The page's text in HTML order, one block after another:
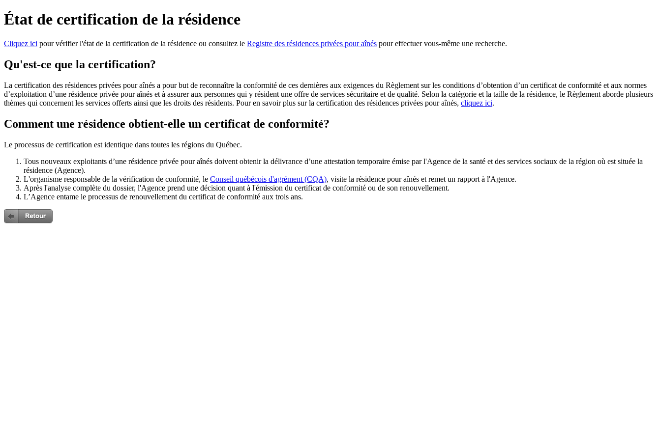
État de certification de la résidence
Cliquez ici pour vérifier l'état de la certification de la résidence ou consultez le Registre des résidences privées pour aînés pour effectuer vous-même une recherche.
Qu'est-ce que la certification?
La certification des résidences privées pour aînés a pour but de reconnaître la conformité de ces dernières aux exigences du Règlement sur les conditions d’obtention d’un certificat de conformité et aux normes
d’exploitation d’une résidence privée pour aînés et à assurer aux personnes qui y résident une offre de services sécuritaire et de qualité. Selon la catégorie et la taille de la résidence, le Règlement aborde plusieurs
thèmes qui concernent les services offerts ainsi que les droits des résidents. Pour en savoir plus sur la certification des résidences privées pour aînés, cliquez ici.
Comment une résidence obtient-elle un certificat de conformité?
Le processus de certification est identique dans toutes les régions du Québec.
Tous nouveaux exploitants d’une résidence privée pour aînés doivent obtenir la délivrance d’une attestation temporaire émise par l'Agence de la santé et des services sociaux de la région où est située la
résidence (Agence).
L'organisme responsable de la vérification de conformité, le Conseil québécois d'agrément (CQA), visite la résidence pour aînés et remet un rapport à l'Agence.
Après l'analyse complète du dossier, l'Agence prend une décision quant à l'émission du certificat de conformité ou de son renouvellement.
L’Agence entame le processus de renouvellement du certificat de conformité aux trois ans.